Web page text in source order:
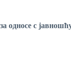
за односе с